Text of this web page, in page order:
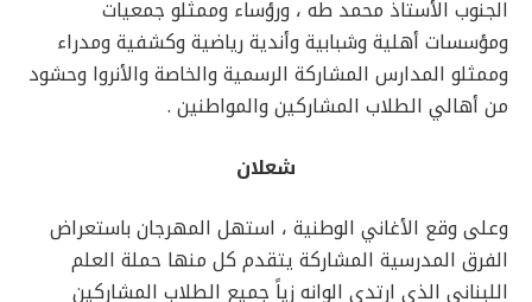
الجنوب الأستاذ محمد طه ، ورؤساء وممثلو جمعيات
ومؤسسات أهلية وشبابية وأندية رياضية وكشفية ومدراء
وممثلو المدارس المشاركة الرسمية والخاصة والأنروا وحشود
من أهالي الطلاب المشاركين والمواطنين .
شعلان
وعلى وقع الأغاني الوطنية ، استهل المهرجان باستعراض
الفرق المدرسية المشاركة يتقدم كل منها حملة العلم
اللبناني الذي ارتدى الوانه زياً جميع الطلاب المشاركين